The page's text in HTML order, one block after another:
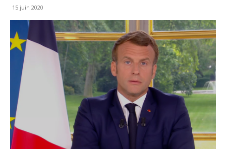
15 juin 2020